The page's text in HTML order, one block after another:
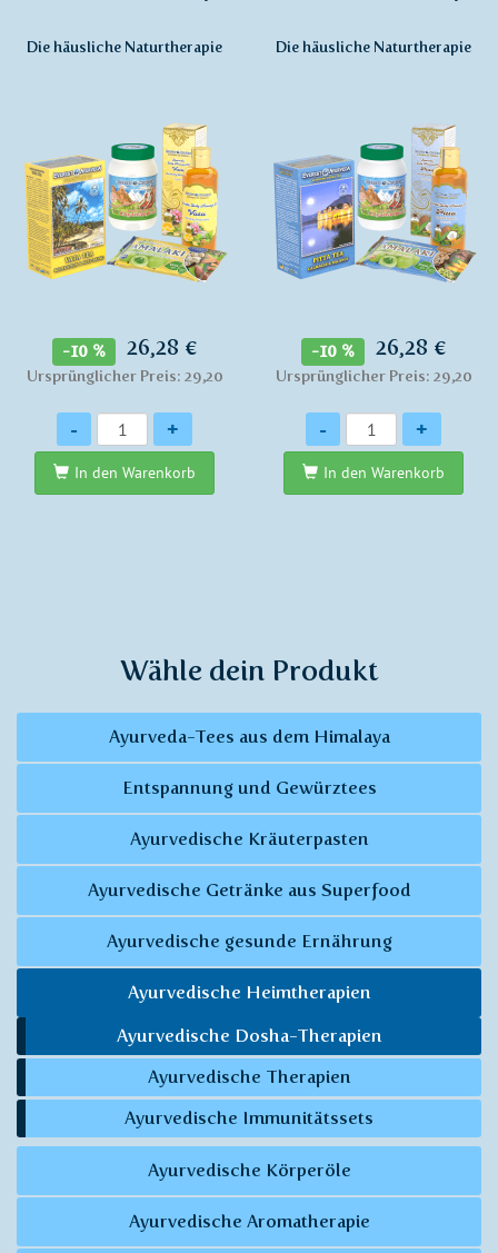
Die häusliche Naturtherapie
-10 % 26,28 €
Ursprünglicher Preis: 29,20
Anzahl
- +
In den Warenkorb
Die häusliche Naturtherapie
-10 % 26,28 €
Ursprünglicher Preis: 29,20
Anzahl
- +
In den Warenkorb
Wähle dein Produkt
Ayurveda-Tees aus dem Himalaya
Entspannung und Gewürztees
Ayurvedische Kräuterpasten
Ayurvedische Getränke aus Superfood
Ayurvedische gesunde Ernährung
Ayurvedische Heimtherapien
Ayurvedische Dosha-Therapien
Ayurvedische Therapien
Ayurvedische Immunitätssets
Ayurvedische Körperöle
Ayurvedische Aromatherapie